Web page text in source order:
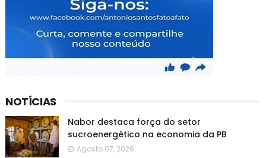
NOTÍCIAS
Nabor destaca força do setor
sucroenergético na economia da PB
Agosto 07, 2026